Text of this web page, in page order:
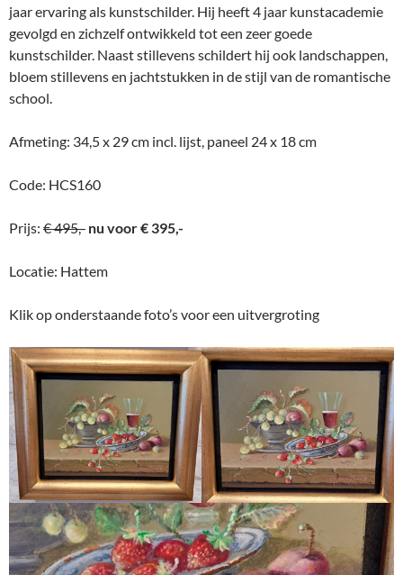
jaar ervaring als kunstschilder. Hij heeft 4 jaar kunstacademie
gevolgd en zichzelf ontwikkeld tot een zeer goede
kunstschilder. Naast stillevens schildert hij ook landschappen,
bloem stillevens en jachtstukken in de stijl van de romantische
school.
Afmeting: 34,5 x 29 cm incl. lijst, paneel 24 x 18 cm
Code: HCS160
Prijs: € 495,- nu voor € 395,-
Locatie: Hattem
Klik op onderstaande foto’s voor een uitvergroting